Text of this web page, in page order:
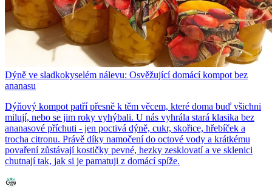
Dýně ve sladkokyselém nálevu: Osvěžující domácí kompot bez
ananasu
Dýňový kompot patří přesně k těm věcem, které doma buď všichni
milují, nebo se jim roky vyhýbali. U nás vyhrála stará klasika bez
ananasové příchuti - jen poctivá dýně, cukr, skořice, hřebíček a
trocha citronu. Právě díky namočení do octové vody a krátkému
povaření zůstávají kostičky pevné, hezky zesklovatí a ve sklenici
chutnají tak, jak si je pamatuji z domácí spíže.